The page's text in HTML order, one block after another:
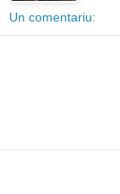
Un comentariu: